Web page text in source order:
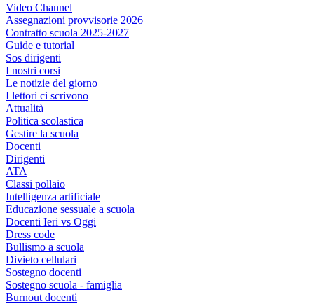
Video Channel
Assegnazioni provvisorie 2026
Contratto scuola 2025-2027
Guide e tutorial
Sos dirigenti
I nostri corsi
Le notizie del giorno
I lettori ci scrivono
Attualità
Politica scolastica
Gestire la scuola
Docenti
Dirigenti
ATA
Classi pollaio
Intelligenza artificiale
Educazione sessuale a scuola
Docenti Ieri vs Oggi
Dress code
Bullismo a scuola
Divieto cellulari
Sostegno docenti
Sostegno scuola - famiglia
Burnout docenti